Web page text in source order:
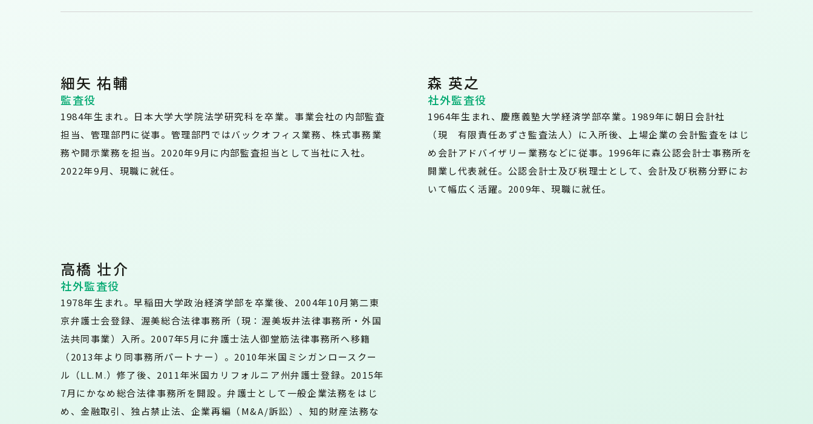
細矢 祐輔
監査役
1984年生まれ。日本大学大学院法学研究科を卒業。事業会社の内部監査
担当、管理部門に従事。管理部門ではバックオフィス業務、株式事務業
務や開示業務を担当。2020年9月に内部監査担当として当社に入社。
2022年9月、現職に就任。
森 英之
社外監査役
1964年生まれ、慶應義塾大学経済学部卒業。1989年に朝日会計社
（現 有限責任あずさ監査法人）に入所後、上場企業の会計監査をはじ
め会計アドバイザリー業務などに従事。1996年に森公認会計士事務所を
開業し代表就任。公認会計士及び税理士として、会計及び税務分野にお
いて幅広く活躍。2009年、現職に就任。
高橋 壮介
社外監査役
1978年生まれ。早稲田大学政治経済学部を卒業後、2004年10月第二東
京弁護士会登録、渥美総合法律事務所（現：渥美坂井法律事務所‧外国
法共同事業）入所。2007年5月に弁護士法人御堂筋法律事務所へ移籍
（2013年より同事務所パートナー）。2010年米国ミシガンロースクー
ル（LL.M.）修了後、2011年米国カリフォルニア州弁護士登録。2015年
7月にかなめ総合法律事務所を開設。弁護士として一般企業法務をはじ
め、金融取引、独占禁止法、企業再編（M&A/訴訟）、知的財産法務な